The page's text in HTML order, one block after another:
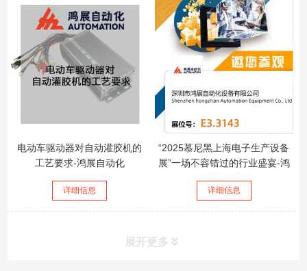
电动车驱动器对自动灌胶机的
工艺要求-鸿展自动化
详细信息
“2025慕尼黑上海电子生产设备
展”一场不容错过的行业盛宴-鸿
详细信息
展开更多